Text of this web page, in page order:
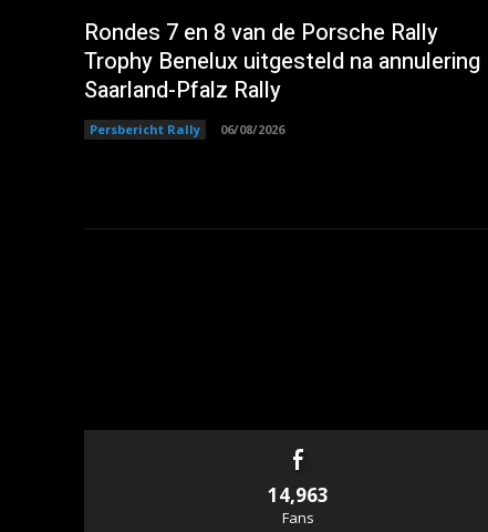
Rondes 7 en 8 van de Porsche Rally
Trophy Benelux uitgesteld na annulering
Saarland-Pfalz Rally
Persbericht Rally 06/08/2026
14,963
Fans